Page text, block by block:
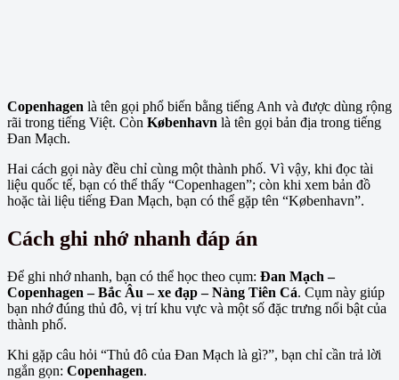
Copenhagen là tên gọi phổ biến bằng tiếng Anh và được dùng rộng
rãi trong tiếng Việt. Còn København là tên gọi bản địa trong tiếng
Đan Mạch.
Hai cách gọi này đều chỉ cùng một thành phố. Vì vậy, khi đọc tài
liệu quốc tế, bạn có thể thấy “Copenhagen”; còn khi xem bản đồ
hoặc tài liệu tiếng Đan Mạch, bạn có thể gặp tên “København”.
Cách ghi nhớ nhanh đáp án
Để ghi nhớ nhanh, bạn có thể học theo cụm: Đan Mạch –
Copenhagen – Bắc Âu – xe đạp – Nàng Tiên Cá. Cụm này giúp
bạn nhớ đúng thủ đô, vị trí khu vực và một số đặc trưng nổi bật của
thành phố.
Khi gặp câu hỏi “Thủ đô của Đan Mạch là gì?”, bạn chỉ cần trả lời
ngắn gọn: Copenhagen.